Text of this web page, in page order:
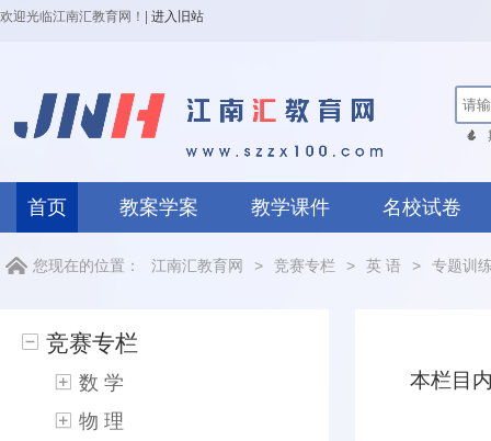
欢迎光临江南汇教育网！ 进入旧站
首页 教案学案 教学课件 名校试卷
您现在的位置： 江南汇教育网 > 竞赛专栏 > 英 语 > 专题训
本栏目
竞赛专栏
数 学
物 理